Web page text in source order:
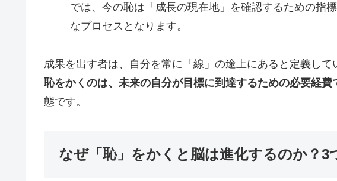
では、今の恥は「成長の現在地」を確認するための指
なプロセスとなります。
成果を出す者は、自分を常に「線」の途上にあると定義して
恥をかくのは、未来の自分が目標に到達するための必要経費
態です。
なぜ「恥」をかくと脳は進化するのか？3